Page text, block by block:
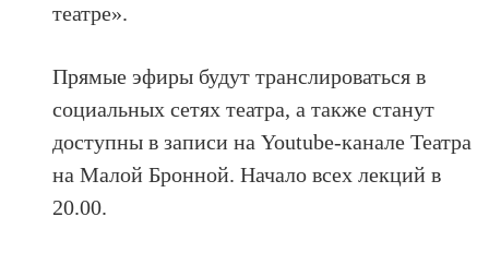
театре».
Прямые эфиры будут транслироваться в
социальных сетях театра, а также станут
доступны в записи на Youtube-канале Театра
на Малой Бронной. Начало всех лекций в
20.00.